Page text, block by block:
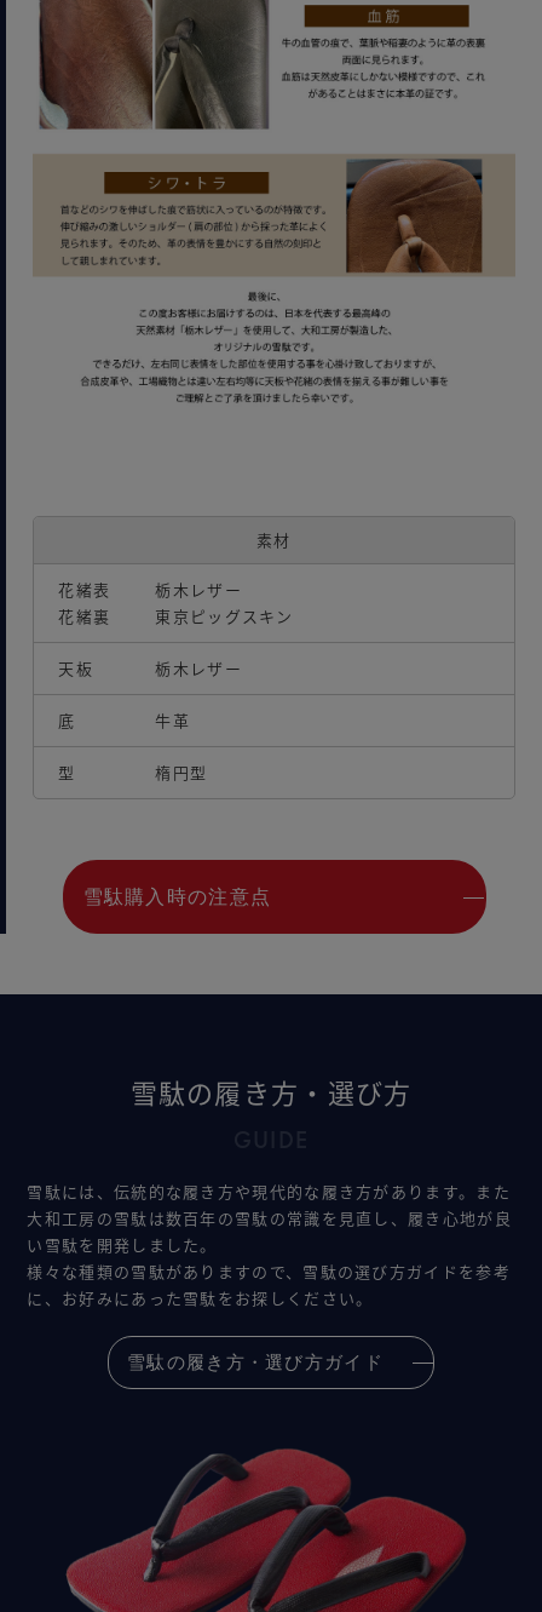
素材
花緒表
花緒裏
栃木レザー
東京ピッグスキン
天板 栃木レザー
底 牛革
型 楕円型
雪駄購入時の注意点
雪駄の履き方・選び方
雪駄には、伝統的な履き方や現代的な履き方があります。また
大和工房の雪駄は数百年の雪駄の常識を見直し、履き心地が良
い雪駄を開発しました。
様々な種類の雪駄がありますので、雪駄の選び方ガイドを参考
に、お好みにあった雪駄をお探しください。
雪駄の履き方・選び方ガイド